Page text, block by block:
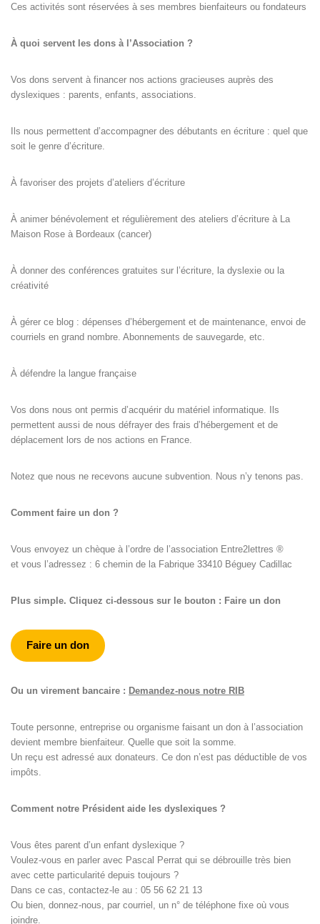
Ces activités sont réservées à ses membres bienfaiteurs ou fondateurs
À quoi servent les dons à l’Association ?
Vos dons servent à financer nos actions gracieuses auprès des
dyslexiques : parents, enfants, associations.
Ils nous permettent d’accompagner des débutants en écriture : quel que
soit le genre d’écriture.
À favoriser des projets d’ateliers d’écriture
À animer bénévolement et régulièrement des ateliers d’écriture à La
Maison Rose à Bordeaux (cancer)
À donner des conférences gratuites sur l’écriture, la dyslexie ou la
créativité
À gérer ce blog : dépenses d’hébergement et de maintenance, envoi de
courriels en grand nombre. Abonnements de sauvegarde, etc.
À défendre la langue française
Vos dons nous ont permis d’acquérir du matériel informatique. Ils
permettent aussi de nous défrayer des frais d’hébergement et de
déplacement lors de nos actions en France.
Notez que nous ne recevons aucune subvention. Nous n’y tenons pas.
Comment faire un don ?
Vous envoyez un chèque à l’ordre de l’association Entre2lettres ®
et vous l’adressez : 6 chemin de la Fabrique 33410 Béguey Cadillac
Plus simple. Cliquez ci-dessous sur le bouton : Faire un don
Faire un don
Ou un virement bancaire : Demandez-nous notre RIB
Toute personne, entreprise ou organisme faisant un don à l’association
devient membre bienfaiteur. Quelle que soit la somme.
Un reçu est adressé aux donateurs. Ce don n’est pas déductible de vos
impôts.
Comment notre Président aide les dyslexiques ?
Vous êtes parent d’un enfant dyslexique ?
Voulez-vous en parler avec Pascal Perrat qui se débrouille très bien
avec cette particularité depuis toujours ?
Dans ce cas, contactez-le au : 05 56 62 21 13
Ou bien, donnez-nous, par courriel, un n° de téléphone fixe où vous
joindre.